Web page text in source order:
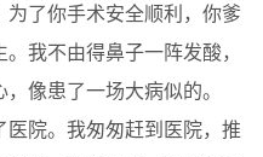
了你手术安全顺利，你爹
我不由得鼻子一阵发酸，
像患了一场大病似的。
院。我匆匆赶到医院，推